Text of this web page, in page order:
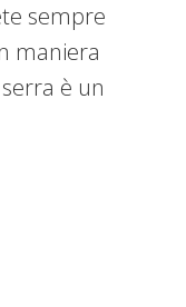
sempre
maniera
è un